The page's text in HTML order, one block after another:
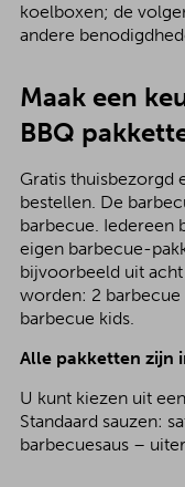
koelboxen; de
andere
Maak een
BBQ
Gratis thuisbezorgd
bestellen. De
barbecue. Iedereen
eigen barbecue-
bijvoorbeeld uit
worden: 2 barbecue
barbecue kids.
Alle pakketten zijn
U kunt kiezen uit
Standaard sauzen:
barbecuesaus –